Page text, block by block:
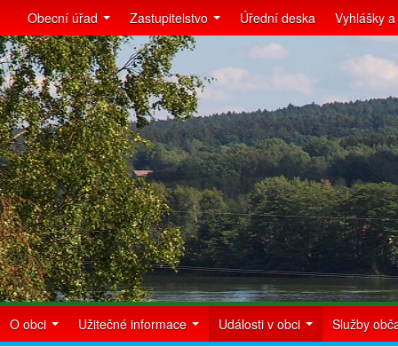
Obecní úřad Zastupitelstvo Úřední deska Vyhlášky
O obci Užitečné informace Události v obci Služby